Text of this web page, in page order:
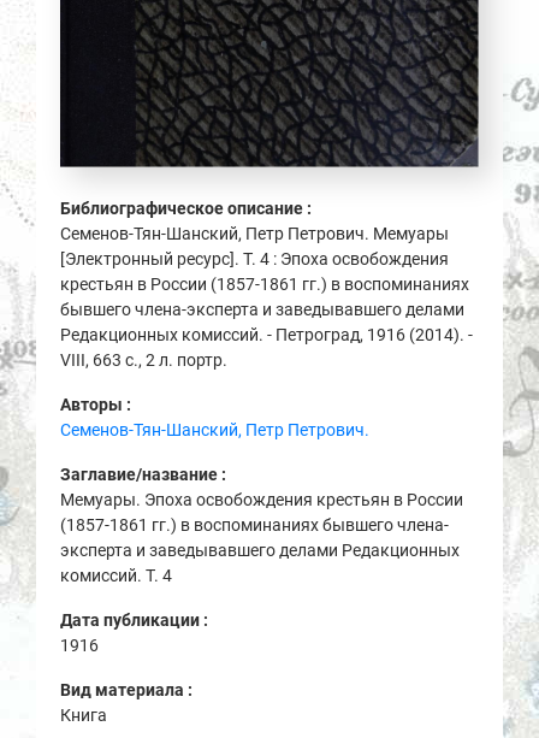
Библиографическое описание :
Семенов-Тян-Шанский, Петр Петрович. Мемуары
[Электронный ресурс]. Т. 4 : Эпоха освобождения
крестьян в России (1857-1861 гг.) в воспоминаниях
бывшего члена-эксперта и заведывавшего делами
Редакционных комиссий. - Петроград, 1916 (2014). -
VIII, 663 с., 2 л. портр.
Авторы :
Семенов-Тян-Шанский, Петр Петрович.
Заглавие/название :
Мемуары. Эпоха освобождения крестьян в России
(1857-1861 гг.) в воспоминаниях бывшего члена-
эксперта и заведывавшего делами Редакционных
комиссий. Т. 4
Дата публикации :
1916
Вид материала :
Книга